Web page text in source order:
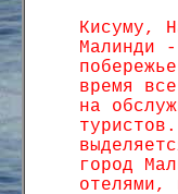
Кисуму,
Малинди
время
на
город
отелями,